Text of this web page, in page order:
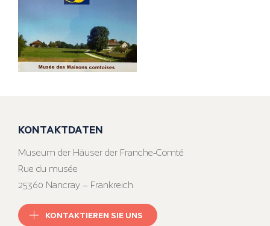
KONTAKTDATEN
Museum der Häuser der Franche-Comté
Rue du musée
25360 Nancray – Frankreich
KONTAKTIEREN SIE UNS